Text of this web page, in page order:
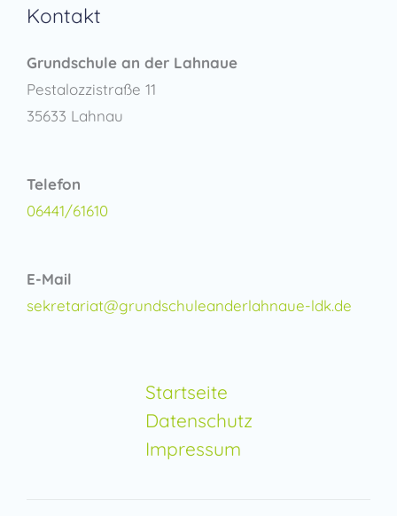
Kontakt
Grundschule an der Lahnaue
Pestalozzistraße 11
35633 Lahnau
Telefon
06441/61610
E-Mail
sekretariat@grundschuleanderlahnaue-ldk.de
Startseite
Datenschutz
Impressum